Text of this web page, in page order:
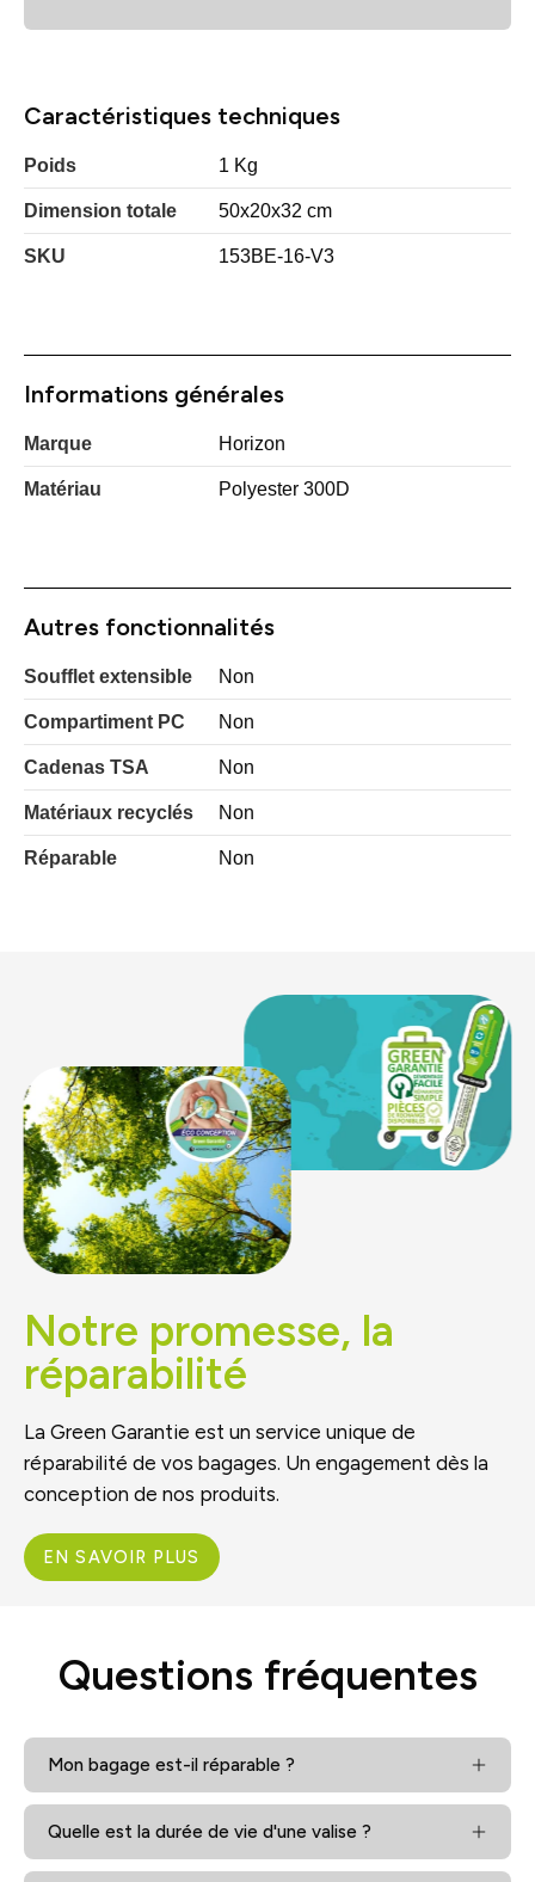
Caractéristiques techniques
Poids 1 Kg
Dimension totale 50x20x32 cm
SKU 153BE-16-V3
Informations générales
Marque Horizon
Matériau Polyester 300D
Autres fonctionnalités
Soufflet extensible Non
Compartiment PC Non
Cadenas TSA Non
Matériaux recyclés Non
Réparable Non
Notre promesse, la
réparabilité
La Green Garantie est un service unique de
réparabilité de vos bagages. Un engagement dès la
conception de nos produits.
EN SAVOIR PLUS
Questions fréquentes
Mon bagage est-il réparable ?
Quelle est la durée de vie d'une valise ?